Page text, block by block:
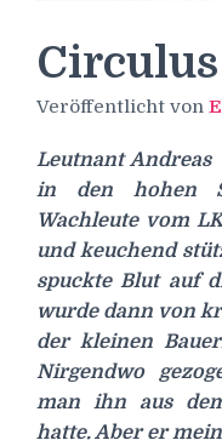
Veröffentlicht von
Leutnant Andreas
in den hohen
Wachleute vom
und keuchend
spuckte Blut auf
wurde dann von
der kleinen
Nirgendwo
man ihn aus
hatte. Aber er